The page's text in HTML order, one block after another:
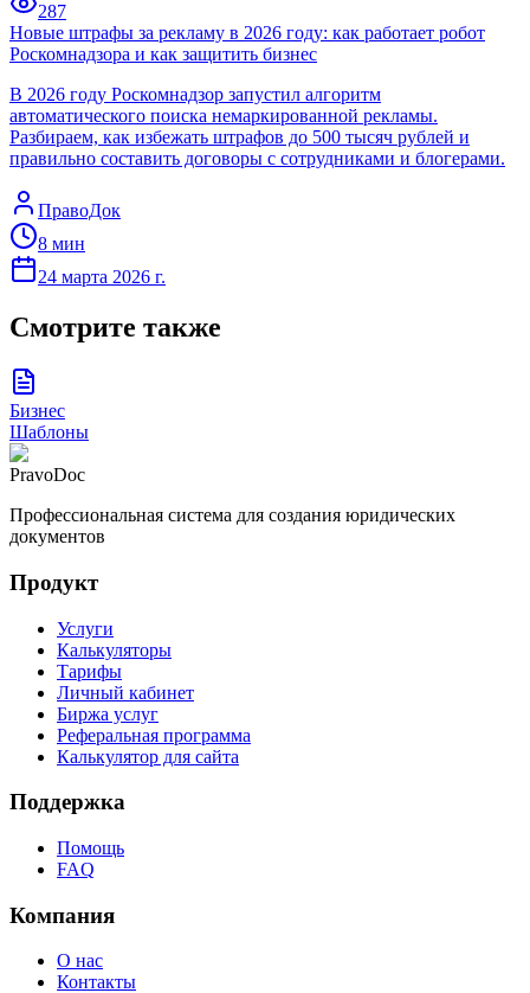
287
Новые штрафы за рекламу в 2026 году: как работает робот
Роскомнадзора и как защитить бизнес
В 2026 году Роскомнадзор запустил алгоритм
автоматического поиска немаркированной рекламы.
Разбираем, как избежать штрафов до 500 тысяч рублей и
правильно составить договоры с сотрудниками и блогерами.
ПравоДок
8 мин
24 марта 2026 г.
Смотрите также
Бизнес
Шаблоны
PravoDoc
Профессиональная система для создания юридических
документов
Продукт
Услуги
Калькуляторы
Тарифы
Личный кабинет
Биржа услуг
Реферальная программа
Калькулятор для сайта
Поддержка
Помощь
FAQ
Компания
О нас
Контакты